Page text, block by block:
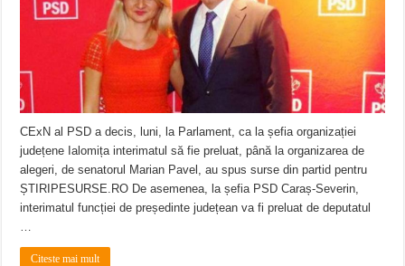
ANUNŢ OPRIRE APĂ în CARANSEBEȘ – 04.08.2026 – avarie – Calea
ANUNŢ OPRIRE APĂ în CARANSEBEȘ avarie
CExN al PSD a decis, luni, la Parlament, ca la șefia organizației
județene Ialomița interimatul să fie preluat, până la organizarea de
alegeri, de senatorul Marian Pavel, au spus surse din partid pentru
ȘTIRIPESURSE.RO De asemenea, la șefia PSD Caraș-Severin,
interimatul funcției de președinte județean va fi preluat de deputatul
Citeste mai mult